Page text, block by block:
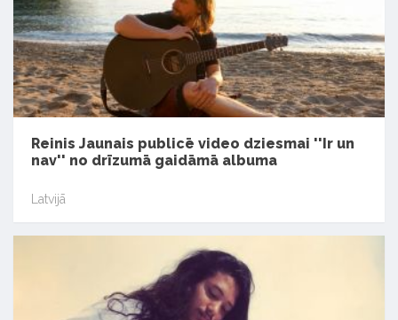
Reinis Jaunais publicē video dziesmai ''Ir un
nav'' no drīzumā gaidāmā albuma
Latvijā